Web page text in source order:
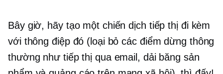
Bây giờ, hãy tạo một chiến dịch tiếp thị đi kèm
với thông điệp đó (loại bỏ các điểm dừng thông
thường như tiếp thị qua email, dải băng sản